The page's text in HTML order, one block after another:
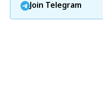
Join Telegram